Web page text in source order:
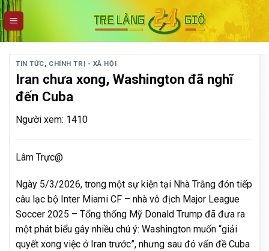
Skip
to
content
TIN TỨC, CHÍNH TRỊ - XÃ HỘI
Iran chưa xong, Washington đã nghĩ
đến Cuba
Người xem: 1410
Lâm Trực@
Ngày 5/3/2026, trong một sự kiện tại Nhà Trắng đón tiếp
câu lạc bộ Inter Miami CF – nhà vô địch Major League
Soccer 2025 – Tổng thống Mỹ Donald Trump đã đưa ra
một phát biểu gây nhiều chú ý: Washington muốn “giải
quyết xong việc ở Iran trước”, nhưng sau đó vấn đề Cuba